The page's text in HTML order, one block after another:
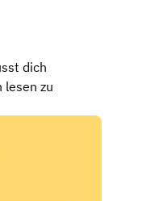
dich
lesen zu